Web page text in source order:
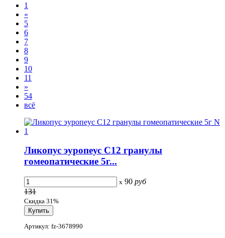
1
«
5
6
7
8
9
10
11
»
54
всё
Ликопус эуропеус С12 гранулы
гомеопатические 5г...
x 90 руб
131
Скидка 31%
Артикул: fz-3678990